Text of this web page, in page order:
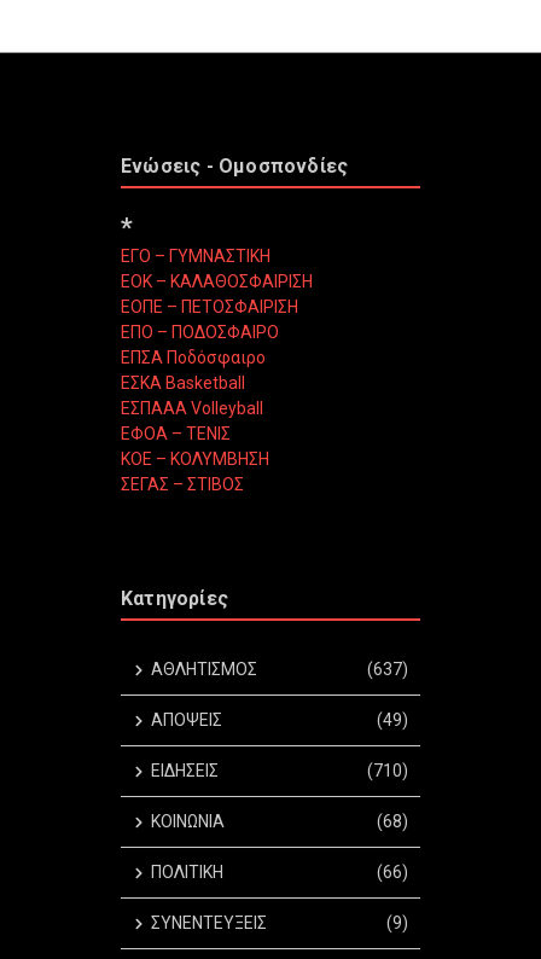
Ενώσεις - Ομοσπονδίες
*
ΕΓΟ – ΓΥΜΝΑΣΤΙΚΗ
ΕΟΚ – ΚΑΛΑΘΟΣΦΑΙΡΙΣΗ
ΕΟΠΕ – ΠΕΤΟΣΦΑΙΡΙΣΗ
ΕΠΟ – ΠΟΔΟΣΦΑΙΡΟ
ΕΠΣΑ Ποδόσφαιρο
ΕΣΚΑ Basketball
ΕΣΠΑΑΑ Volleyball
ΕΦΟΑ – ΤΕΝΙΣ
ΚΟΕ – ΚΟΛΥΜΒΗΣΗ
ΣΕΓΑΣ – ΣΤΙΒΟΣ
Κατηγορίες
ΑΘΛΗΤΙΣΜΟΣ (637)
ΑΠΟΨΕΙΣ (49)
ΕΙΔΗΣΕΙΣ (710)
ΚΟΙΝΩΝΙΑ (68)
ΠΟΛΙΤΙΚΗ (66)
ΣΥΝΕΝΤΕΥΞΕΙΣ (9)